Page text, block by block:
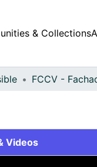
& Collections
Videos